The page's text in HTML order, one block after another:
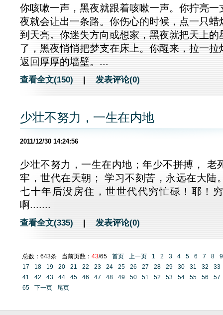
你咳嗽一声，黑夜就跟着咳嗽一声。你拧亮一
夜就会让出一条路。你伤心的时候，点一只蜡
到天亮。你迷失方向或想家，黑夜就把天上的
了，黑夜悄悄把梦支在床上。你醒来，拉一
返回厚厚的墙壁。...
查看全文(150) | 发表评论(0)
少壮不努力，一生在内地
2011/12/30 14:24:56
少壮不努力，一生在内地；年少不拼搏， 老
牢，世代在天朝； 学习不刻苦，永远在大陆
七十年后没房住，世世代代穷忙碌！耶！
啊.......
查看全文(335) | 发表评论(0)
总数：643条 当前页数： 43/65 首页 上一页 1 2 3 4 5 6 7 8
9
17
18 19 20 21 22 23 24 25 26 27 28 29 30 31 32
33
41
42 43 44 45 46 47 48 49 50 51 52 53 54 55 56
57
65
下一页 尾页